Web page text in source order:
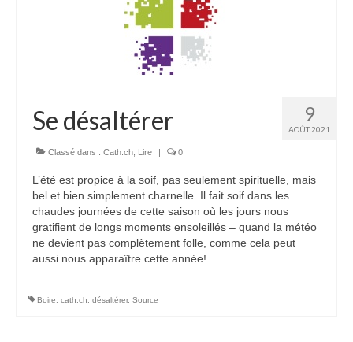
Homélies de Pèlerinages
Mon témoignage
Lire
Articles, Chroniques
Grandir : rubrique Cliquer
Cath.ch
Echo Magazine – Trait Libre
9
AOÛT 2021
Se désaltérer
Classé dans : Cath.ch Lire | 0
L’été est propice à la soif, pas seulement spirituelle, mais
bel et bien simplement charnelle. Il fait soif dans les
chaudes journées de cette saison où les jours nous
gratifient de longs moments ensoleillés – quand la météo
ne devient pas complètement folle, comme cela peut
aussi nous apparaître cette année!
Boire cath.ch désaltérer, Source